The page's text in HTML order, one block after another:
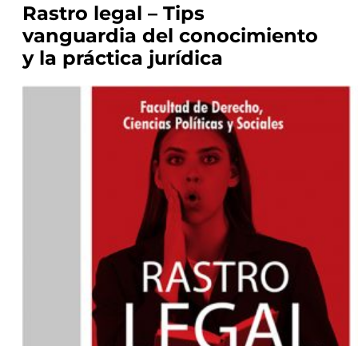
Rastro legal – Tips
vanguardia del conocimiento
y la práctica jurídica